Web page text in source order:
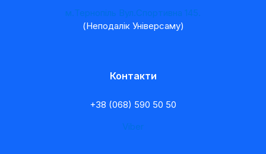
м.Тернопіль Вул.Спортивна 145.
(Неподалік Універсаму)
Контакти
+38 (068) 590 50 50
Viber